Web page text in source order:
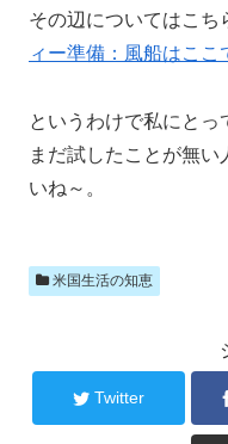
その辺についてはこち
ィー準備：風船はここ
というわけで私にとっ
まだ試したことが無い
いね～。
米国生活の知恵
Twitter